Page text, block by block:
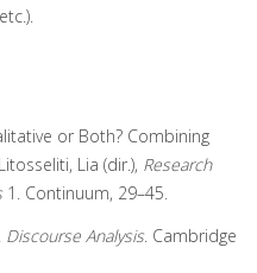
or Both? Combining
Lia (dir.), Research
1. Continuum, 29–45.
Discourse Analysis. Cambridge